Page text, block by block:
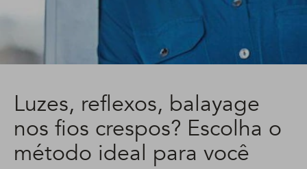
Luzes, reflexos, balayage
nos fios crespos? Escolha o
método ideal para você